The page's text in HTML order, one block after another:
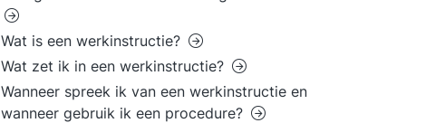
Wat is een werkinstructie?
Wat zet ik in een werkinstructie?
Wanneer spreek ik van een werkinstructie en
wanneer gebruik ik een procedure?